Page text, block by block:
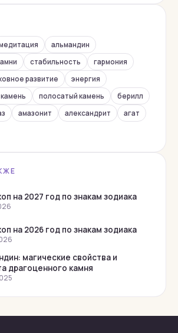
альмандин
стабильность
гармония
развитие
энергия
полосатый камень
берилл
амазонит александрит
агат
на 2027 год по знакам зодиака
на 2026 год по знакам зодиака
магические свойства и
драгоценного камня